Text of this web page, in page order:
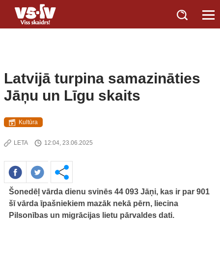
Latvijā turpina samazināties
Jāņu un Līgu skaits
Kultūra
LETA 12:04, 23.06.2025
Šonedēļ vārda dienu svinēs 44 093 Jāņi, kas ir par 901
šī vārda īpašniekiem mazāk nekā pērn, liecina
Pilsonības un migrācijas lietu pārvaldes dati.